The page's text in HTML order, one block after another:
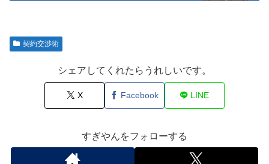
契約交渉術
シェアしてくれたらうれしいです。
X Facebook LINE
すぎやんをフォローする